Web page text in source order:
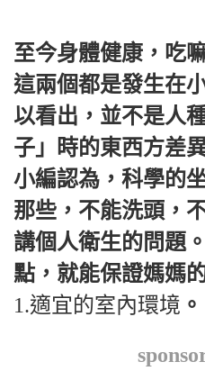
至今身體健康，吃
這兩個都是發生在
以看出，並不是人
子」時的東西方差
小編認為，科學的
那些，不能洗頭，
講個人衛生的問題
點，就能保證媽媽
1.適宜的室內環境 。